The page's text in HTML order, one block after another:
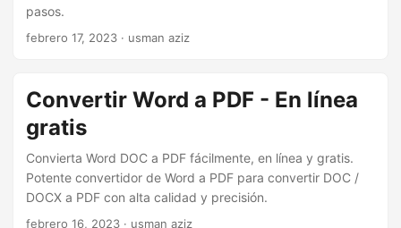
pasos.
febrero 17, 2023 · usman aziz
Convertir Word a PDF - En línea
gratis
Convierta Word DOC a PDF fácilmente, en línea y gratis.
Potente convertidor de Word a PDF para convertir DOC /
DOCX a PDF con alta calidad y precisión.
febrero 16, 2023 · usman aziz